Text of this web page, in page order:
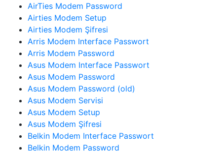
AirTies Modem Password
Airties Modem Setup
Airties Modem Şifresi
Arris Modem Interface Passwort
Arris Modem Password
Asus Modem Interface Passwort
Asus Modem Password
Asus Modem Password (old)
Asus Modem Servisi
Asus Modem Setup
Asus Modem Şifresi
Belkin Modem Interface Passwort
Belkin Modem Password